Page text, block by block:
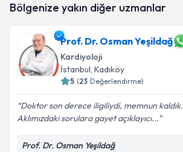
Bölgenize yakın diğer uzmanlar
Prof. Dr. Osman Yeşildağ
Kardiyoloji
İstanbul, Kadıköy
5 (23 Değerlendirme)
Doktor son derece iligiliydi, memnun kaldık.
Aklımızdaki sorulara gayet açıklayıcı...
Prof. Dr. Osman Yeşildağ